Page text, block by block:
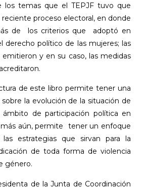
los temas que el TEPJF tuvo que
proceso electoral, en donde
de
los criterios que
adoptó en
derecho político de las mujeres; las
y en su caso, las medidas
de este libro permite tener una
la evolución de la situación de
de participación política en
aún, permite
tener un enfoque
las estrategias que sirvan para la
de toda forma de violencia
género.
de la Junta de Coordinación